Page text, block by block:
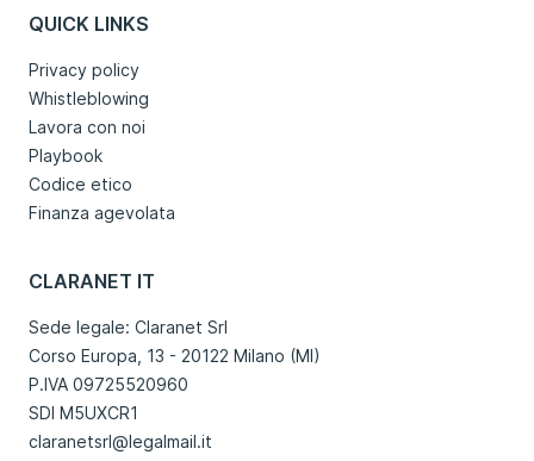
QUICK LINKS
Privacy policy
Whistleblowing
Lavora con noi
Playbook
Codice etico
Finanza agevolata
CLARANET IT
Sede legale: Claranet Srl
Corso Europa, 13 - 20122 Milano (MI)
P.IVA 09725520960
SDI M5UXCR1
claranetsrl@legalmail.it